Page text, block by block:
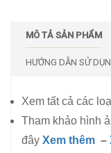
MÔ TẢ SẢN PHẨM
HƯỚNG DẪN SỬ
Xem tất cả các
Tham khảo hình
đây Xem thêm –